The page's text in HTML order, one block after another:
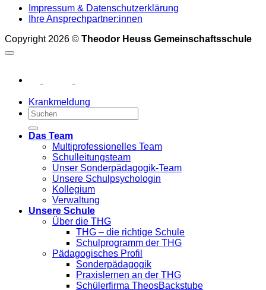
Impressum & Datenschutzerklärung
Ihre Ansprechpartner:innen
Copyright 2026 © Theodor Heuss Gemeinschaftsschule
Krankmeldung
Das Team
Multiprofessionelles Team
Schulleitungsteam
Unser Sonderpädagogik-Team
Unsere Schulpsychologin
Kollegium
Verwaltung
Unsere Schule
Über die THG
THG – die richtige Schule
Schulprogramm der THG
Pädagogisches Profil
Sonderpädagogik
Praxislernen an der THG
Schülerfirma TheosBackstube